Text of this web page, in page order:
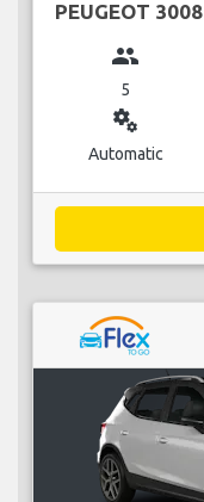
PEUGEOT 3008
group
5
miscellaneous_services
Automatic